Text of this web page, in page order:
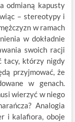
odmianą kapusty
– stereotypy i
w ramach
w dokładnie
swoich racji
tacy, którzy nigdy
przyjmować, że
w genach.
wierzyć w niego
Analogia
i kalafiora, oboje